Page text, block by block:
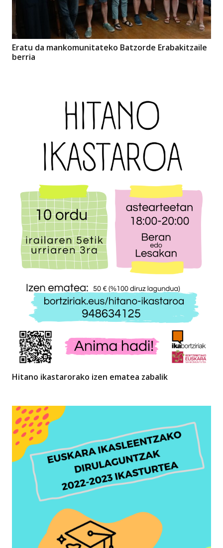
Eratu da mankomunitateko Batzorde Erabakitzaile
berria
Hitano ikastarorako izen ematea zabalik